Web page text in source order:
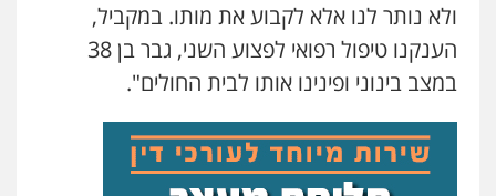
גיל דביר – משרד עורכי דין
פלילי פשיעה כלכלית צווארון לבן
0506217771
סלימאן אבו שעירה – משרד עורכי דין
פלילי בטחוני צבאי נזיקין
ולא נותר לנו אלא לקבוע את מותו. במקביל,
הענקנו טיפול רפואי לפצוע השני, גבר בן 38
במצב בינוני ופינינו אותו לבית החולים".